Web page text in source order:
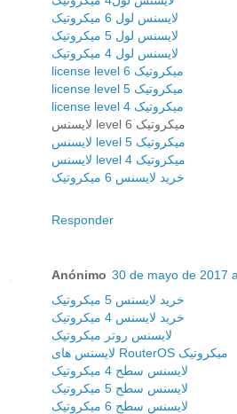
لایسنس لول 6 میکروتیک
لایسنس لول 5 میکروتیک
لایسنس لول 4 میکروتیک
license level 6 میکروتیک
license level 5 میکروتیک
license level 4 میکروتیک
لایسنس level 6 میکروتیک
لایسنس level 5 میکروتیک
لایسنس level 4 میکروتیک
خرید لایسنس 6 میکروتیک
Responder
Anónimo 30 de mayo de 2017
خرید لایسنس 5 میکروتیک
خرید لایسنس 4 میکروتیک
لایسنس روتر میکروتیک
لایسنس های RouterOS میکروتیک
لایسنس سطح 4 میکروتیک
لایسنس سطح 5 میکروتیک
لایسنس سطح 6 میکروتیک